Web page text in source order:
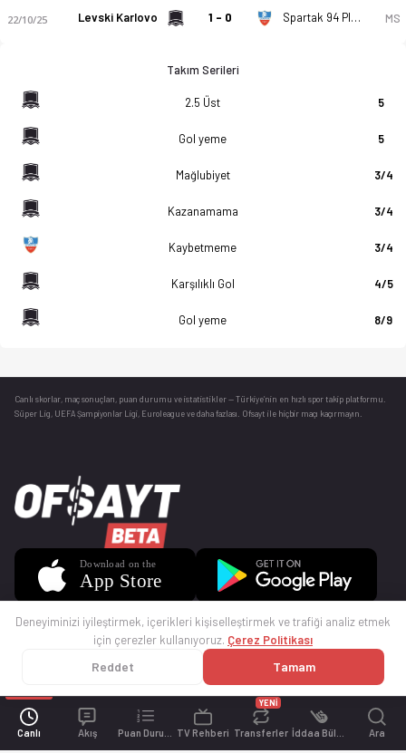
Canlı Akış TV Rehberi Transferler
YENİ
Ara
22/10/25 Levski Karlovo 1 - 0 Spartak 94 Plovdiv MS
Takım Serileri
2.5 Üst 5
Gol yeme 5
Mağlubiyet 3/4
Kazanamama 3/4
Kaybetmeme 3/4
Karşılıklı Gol 4/5
Gol yeme 8/9
Canlı skorlar , maç sonuçları, puan durumu ve istatistikler — Türkiye’nin en hızlı spor takip platformu.
Süper Lig, UEFA Şampiyonlar Ligi, Euroleague ve daha fazlası. Ofsayt ile hiçbir maçı kaçırmayın.
© 2025 Ofsayt
Deneyiminizi iyileştirmek, içerikleri kişiselleştirmek ve trafiği analiz etmek
için çerezler kullanıyoruz. Çerez Politikası
Reddet Tamam